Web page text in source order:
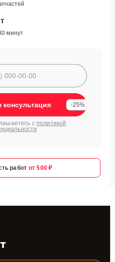
минут
консультация -25%
с политикой
работ от 500 ₽